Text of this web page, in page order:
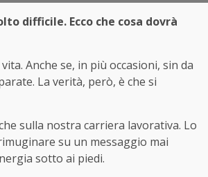
difficile. Ecco che cosa dovrà
Anche se, in più occasioni, sin da
La verità, però, è che si
sulla nostra carriera lavorativa. Lo
su un messaggio mai
sotto ai piedi.